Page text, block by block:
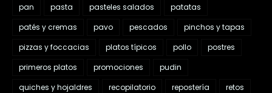
pan
pasta pasteles salados
patatas
patés y cremas
pavo pescados
pinchos y tapas
pizzas y foccacias
platos típicos pollo
postres
primeros platos
promociones
pudin
quiches y hojaldres
recopilatorio repostería
retos